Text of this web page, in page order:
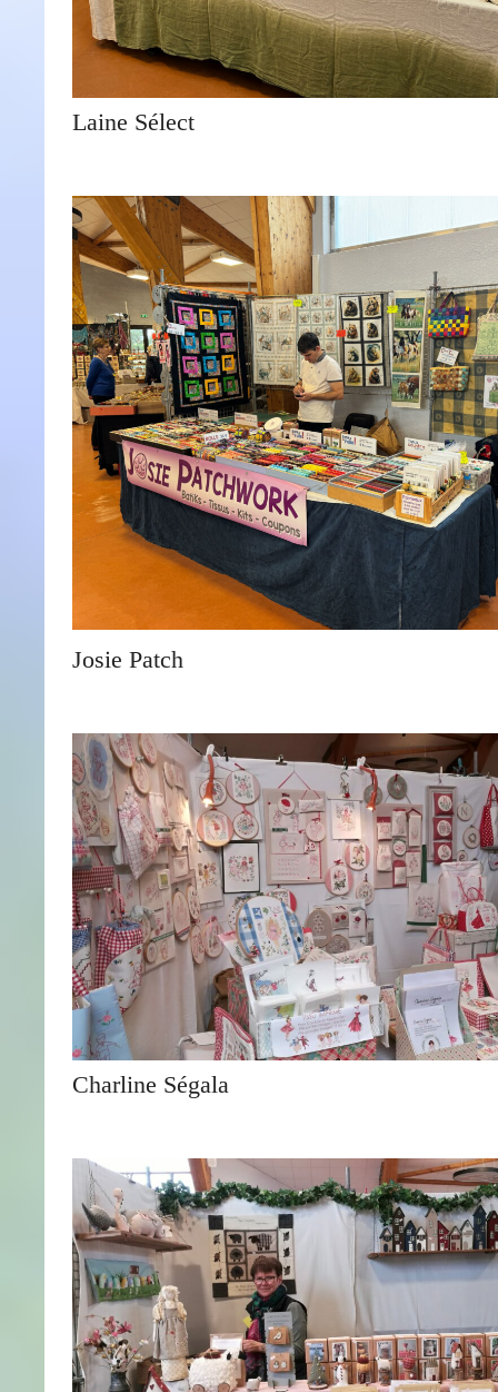
Laine Sélect
Josie Patch
Charline Ségala